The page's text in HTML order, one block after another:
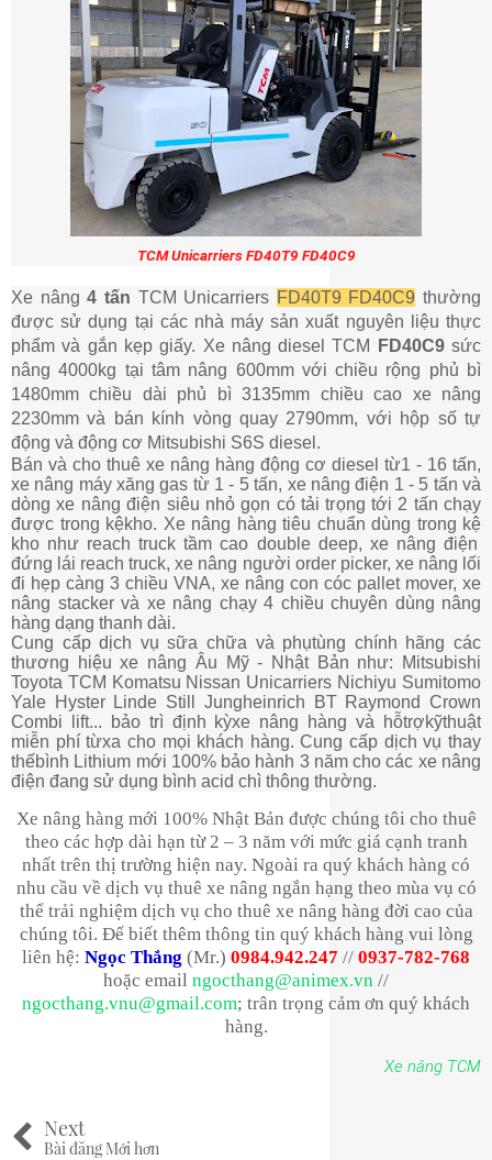
TCM Unicarriers FD40T9 FD40C9
Xe nâng4 tấn TCM Unicarriers FD40T9 FD40C9 thường
được sử dụng tại các nhà máy sản xuất nguyên liệu thực
phẩm và gắn kẹp giấy. Xe nâng diesel TCM FD40C9sức
nâng 4000kg tại tâm nâng 600mm với chiều rộng phủ bì
1480mm chiều dài phủ bì 3135mm chiều cao xe nâng
2230mm và bán kính vòng quay 2790mm, với hộp số tự
động và động cơ Mitsubishi S6S diesel .
Bán và cho thuê xe nâng hàng động cơ diesel từ1 - 16 tấn,
xe nâng máy xăng gas từ1 - 5 tấn, xe nâng điện 1 - 5 tấn và
dòng xe nâng điện siêu nhỏgọn có tải trọng tới 2 tấn chạy
được trong kệkho. Xe nâng hàng tiêu chuẩn dùng trong kệ
kho như reach truck tầm cao double deep, xe nâng điện
đứng lái reach truck, xe nâng người order picker, xe nâng lối
đi hẹp càng 3 chiều VNA, xe nâng con cóc pallet mover, xe
nâng stacker và xe nâng chạy 4 chiều chuyên dùng nâng
hàng dạng thanh dài.
Cung cấp dịch vụ sữa chữa và phụtùng chính hãng các
thương hiệu xe nâng Âu Mỹ- Nhật Bản như: Mitsubishi
Toyota TCM Komatsu Nissan Unicarriers Nichiyu Sumitomo
Yale Hyster Linde Still Jungheinrich BT Raymond Crown
Combi lift... bảo trì định kỳxe nâng hàng và hỗtrợkỹthuật
miễn phí từxa cho mọi khách hàng. Cung cấp dịch vụ thay
thếbình Lithium mới 100% bảo hành 3 năm cho các xe nâng
điện đang sử dụng bình acid chì thông thường.
Xe nâng hàng mới 100% Nhật Bản được chúng tôi cho thuê
theo các hợp dài hạn từ 2 – 3 năm với mức giá cạnh tranh
nhất trên thị trường hiện nay. Ngoài ra quý khách hàng có
nhu cầu về dịch vụ thuê xe nâng ngắn hạng theo mùa vụ có
thể trải nghiệm dịch vụ cho thuê xe nâng hàng đời cao của
chúng tôi. Để biết thêm thông tin quý khách hàng vui lòng
liên hệ: Ngọc Thắng (Mr.) 0984.942.247 // 0937-782-768
hoặc email ngocthang@animex.vn //
ngocthang.vnu@gmail.com; trân trọng cảm ơn quý khách
hàng.
Xe nâng TCM
Next
Bài đăng Mới hơn